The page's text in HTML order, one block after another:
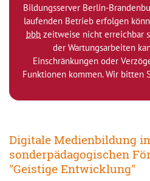
Bildungsserver Berlin-
laufenden Betrieb erfolgen
bbb zeitweise nicht erreichbar
der Wartungsarbeiten
Einschränkungen oder
Funktionen kommen. Wir bitten
Digitale Medienbildung
sonderpädagogischen
"Geistige Entwicklung"